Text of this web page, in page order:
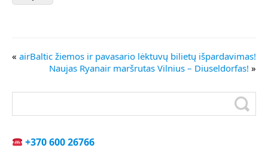
« airBaltic žiemos ir pavasario lėktuvų bilietų išpardavimas!
Naujas Ryanair maršrutas Vilnius – Diuseldorfas! »
+370 600 26766